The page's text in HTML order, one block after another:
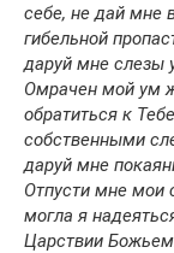
себе, не дай мне
гибельной
даруй мне слезы
Омрачен мой ум
обратиться к
собственными
даруй мне
Отпусти мне мои
могла я
Царствии